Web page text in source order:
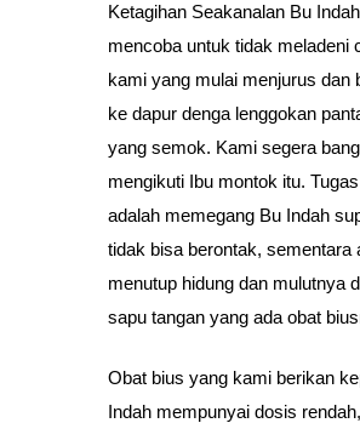
Ketagihan Seakanalan Bu Indah
mencoba untuk tidak meladeni
kami yang mulai menjurus dan
ke dapur denga lenggokan
yang semok. Kami segera
mengikuti Ibu montok itu.
adalah memegang Bu Indah
tidak bisa berontak, sementara
menutup hidung dan mulutnya
sapu tangan yang ada obat
Obat bius yang kami berikan
Indah mempunyai dosis